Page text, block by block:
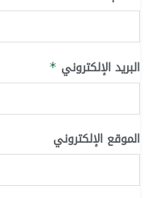
البريد الإلكتروني *
الموقع الإلكتروني